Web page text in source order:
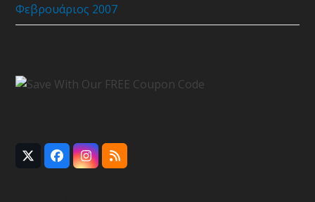
Φεβρουάριος 2007
Twitter
(deprecated)
Facebook
Instagram
RSS